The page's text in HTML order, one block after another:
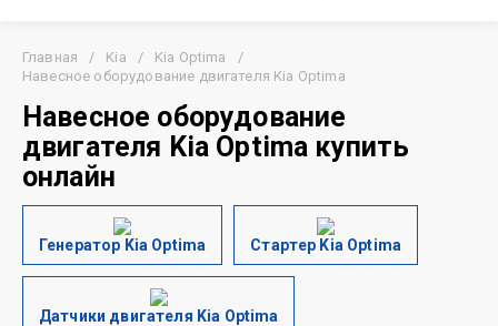
Главная / Kia / Kia Optima
/
Навесное оборудование двигателя Kia Optima
Навесное оборудование
двигателя Kia Optima купить
онлайн
Генератор Kia Optima Стартер Kia Optima
Датчики двигателя Kia Optima